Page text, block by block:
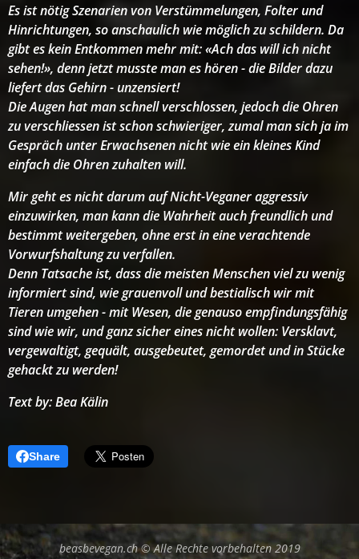
Es ist nötig Szenarien von Verstümmelungen, Folter und
Hinrichtungen, so anschaulich wie möglich zu schildern. Da
gibt es kein Entkommen mehr mit: «Ach das will ich nicht
sehen!», denn jetzt musste man es hören - die Bilder dazu
liefert das Gehirn - unzensiert!
Die Augen hat man schnell verschlossen, jedoch die Ohren
zu verschliessen ist schon schwieriger, zumal man sich ja im
Gespräch unter Erwachsenen nicht wie ein kleines Kind
einfach die Ohren zuhalten will.
Mir geht es nicht darum auf Nicht-Veganer aggressiv
einzuwirken, man kann die Wahrheit auch freundlich und
bestimmt weitergeben, ohne erst in eine verachtende
Vorwurfshaltung zu verfallen.
Denn Tatsache ist, dass die meisten Menschen viel zu wenig
informiert sind, wie grauenvoll und bestialisch wir mit
Tieren umgehen - mit Wesen, die genauso empfindungsfähig
sind wie wir, und ganz sicher eines nicht wollen: Versklavt,
vergewaltigt, gequält, ausgebeutet, gemordet und in Stücke
gehackt zu werden!
Text by: Bea Kälin
Share
beasbevegan.ch © Alle Rechte vorbehalten 2019